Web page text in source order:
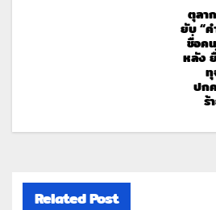
ตุลา
ยับ “ค
ชื่อค
หลัง
ทุ
ปก
ร้
Related Post